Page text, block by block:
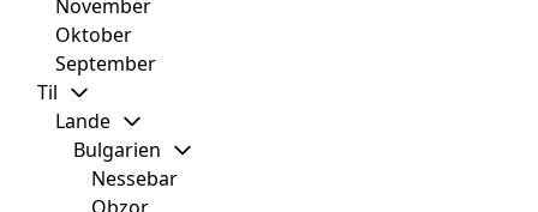
November
Oktober
September
Til
Lande
Bulgarien
Nessebar